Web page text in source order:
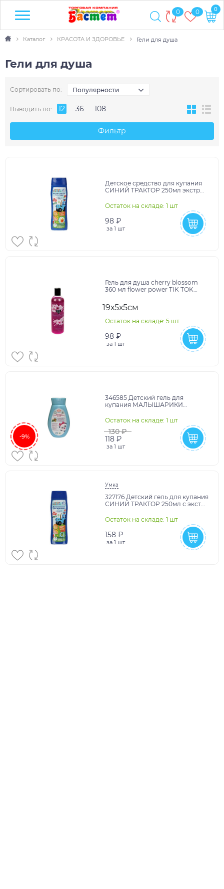
0 0 0
Каталог КРАСОТА И ЗДОРОВЬЕ Гели для душа
Гели для душа
Сортировать по: Популярности
Выводить по: 12 36 108
Фильтр
Детское средство для купания
СИНИЙ ТРАКТОР 250мл экстр
мама в кор.6шт
Остаток на складе: 1 шт
98 ₽
за 1 шт
Гель для душа cherry blossom
360 мл flower power TIK TOK
19х5х5см
Остаток на складе: 5 шт
98 ₽
за 1 шт
-9%
346585 Детский гель для
купания МАЛЫШАРИКИ
250мл Заботливая мама в кор.6
Остаток на складе: 1 шт
130 ₽
118 ₽
за 1 шт
Умка
327176 Детский гель для купания
СИНИЙ ТРАКТОР 250мл с экстр
мама в кор.
Остаток на складе: 1 шт
158 ₽
за 1 шт